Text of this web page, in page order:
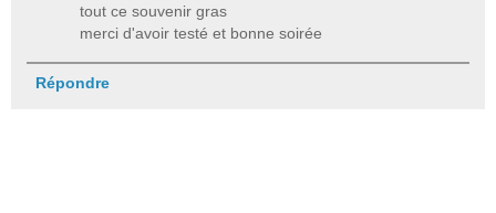
tout ce souvenir gras
merci d'avoir testé et bonne soirée
Répondre